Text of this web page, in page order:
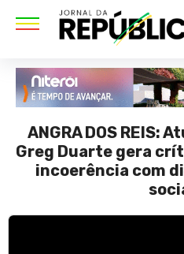
ANGRA DOS REIS:
Greg Duarte gera
incoerência com